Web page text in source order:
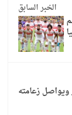
الخبر السابق
ويواصل زعامته